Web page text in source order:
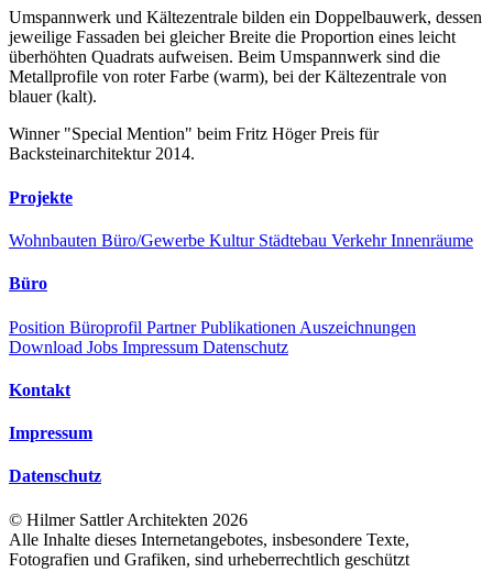
Umspannwerk und Kältezentrale bilden ein Doppelbauwerk, dessen
jeweilige Fassaden bei gleicher Breite die Proportion eines leicht
überhöhten Quadrats aufweisen. Beim Umspannwerk sind die
Metallprofile von roter Farbe (warm), bei der Kältezentrale von
blauer (kalt).
Winner "Special Mention" beim Fritz Höger Preis für
Backsteinarchitektur 2014.
Projekte
Wohnbauten Büro/Gewerbe Kultur Städtebau VerkehrInnenräume
Büro
Position Büroprofil PartnerPublikationen Auszeichnungen
Download Jobs Impressum Datenschutz
Kontakt
Impressum
Datenschutz
© Hilmer Sattler Architekten 2026
Alle Inhalte dieses Internetangebotes, insbesondere Texte,
Fotografien und Grafiken, sind urheberrechtlich geschützt